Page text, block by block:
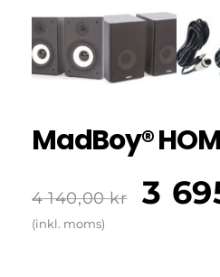
MadBoy®
4 140,00kr 3
(inkl. moms)